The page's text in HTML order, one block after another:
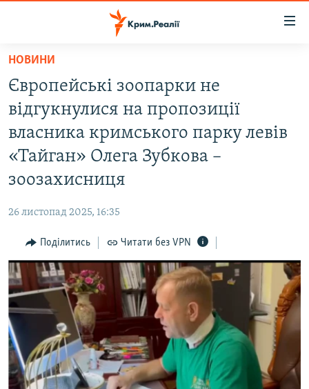
Перейти
основного
матеріалу
Перейти
до
основної
навігації
до
ВОДА.КРИМ
ВІДЕО ТА ФОТО
ПОЛІТИКА
БЛОГИ
ВСЕ ЗА ДЕНЬ
СПЕЦПРОЕКТИ
ДЕПОРТАЦІЯ
ВІДЕОУРОКИ «ELIFBE»
СВІДЧЕННЯ ОКУПАЦІЇ
УКРАЇНСЬКА ПРОБЛЕМА КРИМУ
ЯК ОБІЙТИ БЛОКУВАННЯ
Русский
Qırımtatar
НОВИНИ
Європейські зоопарки не
відгукнулися на пропозиції
власника кримського парку левів
«Тайган» Олега Зубкова –
зоозахисниця
26 листопад 2025, 16:35
Поділитись Читати без VPN